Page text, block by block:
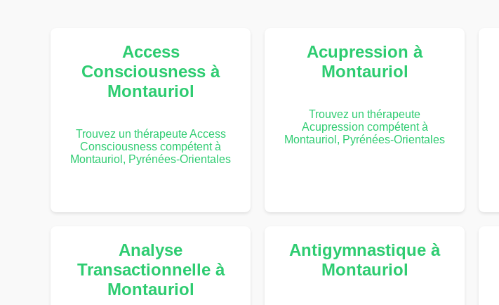
Access
Consciousness à
Montauriol
Trouvez un thérapeute Access
Consciousness compétent à
Montauriol, Pyrénées-Orientales
Acupression à
Montauriol
Trouvez un thérapeute
Acupression compétent à
Montauriol, Pyrénées-Orientales
Analyse
Transactionnelle à
Montauriol
Antigymnastique à
Montauriol